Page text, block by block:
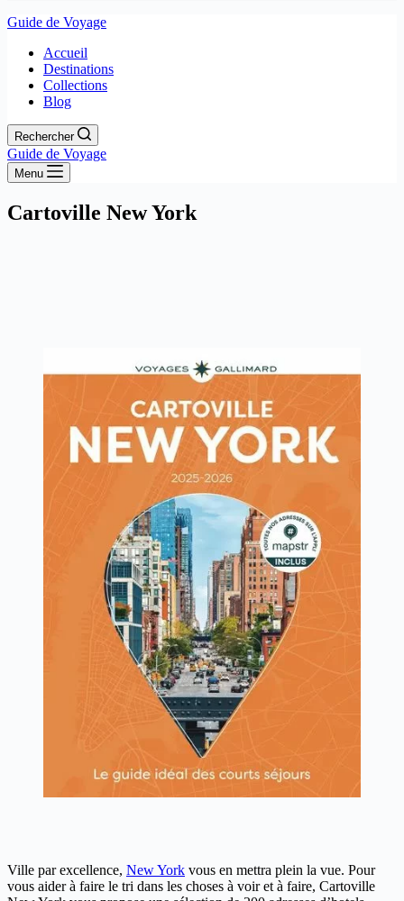
Guide de Voyage
Accueil
Destinations
Collections
Blog
Rechercher
Guide de Voyage
Menu
Cartoville New York
Ville par excellence, New York vous en mettra plein la vue. Pour
vous aider à faire le tri dans les choses à voir et à faire, Cartoville